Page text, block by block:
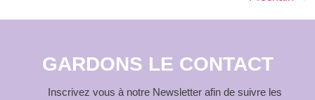
GARDONS LE CONTACT
Inscrivez vous à notre Newsletter afin de suivre les